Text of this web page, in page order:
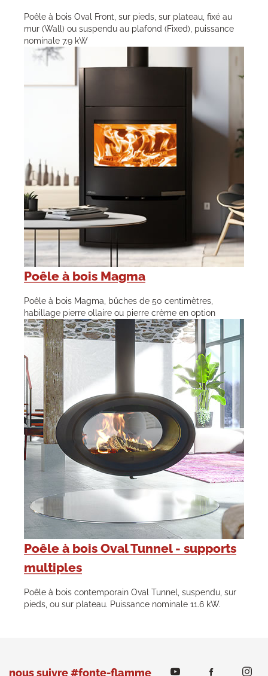
Poêle à bois Oval Front, sur pieds, sur plateau, fixé au
mur (Wall) ou suspendu au plafond (Fixed), puissance
nominale 7.9 kW
Poêle à bois Magma
Poêle à bois Magma, bûches de 50 centimètres,
habillage pierre ollaire ou pierre crème en option
Poêle à bois Oval Tunnel - supports
multiples
Poêle à bois contemporain Oval Tunnel, suspendu, sur
pieds, ou sur plateau. Puissance nominale 11.6 kW.
nous suivre #fonte-flamme